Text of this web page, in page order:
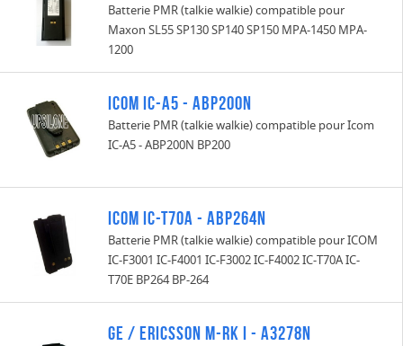
Batterie PMR (talkie walkie) compatible pour
Maxon SL55 SP130 SP140 SP150 MPA-1450 MPA-
1200
Icom IC-A5 - ABP200N
Batterie PMR (talkie walkie) compatible pour Icom
IC-A5 - ABP200N BP200
ICOM IC-T70A - ABP264N
Batterie PMR (talkie walkie) compatible pour ICOM
IC-F3001 IC-F4001 IC-F3002 IC-F4002 IC-T70A IC-
T70E BP264 BP-264
GE / ERICSSON M-RK I - A3278N